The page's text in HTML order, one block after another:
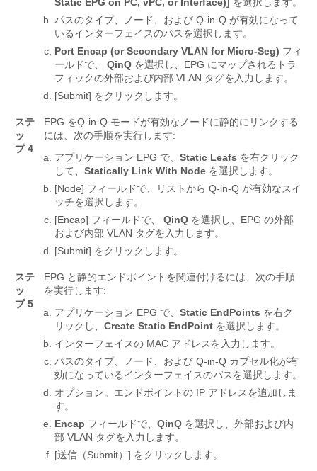
パスのタイプ、ノード、および Q-in-Q が有効になって
いるインターフェイスのパスを選択します。
Port Encap (or Secondary VLAN for Micro-Seg) フィ
ールドで、 QinQ を選択し、EPG にマップされるトラ
フィックの外部および内部 VLAN タグを入力します。
[Submit] をクリックします。
ステ
ッ
プ 4
EPG をQ-in-Q モードが有効なノードに静的にリンクする
には、次の手順を実行します:
アプリケーション EPG で、 Static Leafs を右クリック
して、 Statically Link With Node を選択します。
[Node] フィールドで、リストから Q-in-Q が有効なスイ
ッチを選択します。
[Encap] フィールドで、
QinQ を選択し、EPG の外部
および内部 VLAN タグを入力します。
[Submit] をクリックします。
ステ
ッ
プ 5
EPG と静的エンドポイントを関連付けるには、次の手順
を実行します:
アプリケーション EPG で、 Static EndPoints を右ク
リックし、 Create Static EndPoint を選択します。
インターフェイスの MAC アドレスを入力します。
パスのタイプ、ノード、および Q-in-Q カプセル化が有
効になっているインターフェイスのパスを選択します。
オプション。エンドポイントの IP アドレスを追加しま
す。
Encap フィールドで、 QinQ を選択し、外部および内
部 VLAN タグを入力します。
[送信（Submit）] をクリックします。